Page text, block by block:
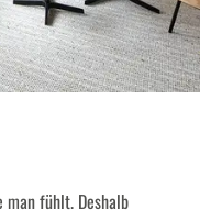
man fühlt. Deshalb